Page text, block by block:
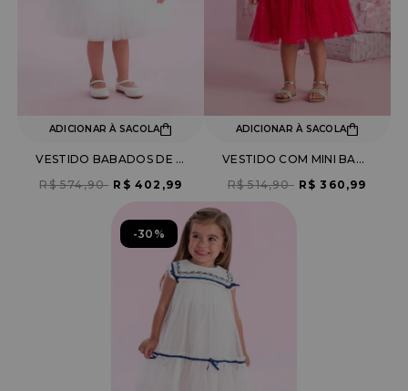
ADICIONAR À SACOLA
VESTIDO BABADOS DE TULE COM APLICAÇÃO PÉROLAS
R$ 574,90 R$ 402,99
ADICIONAR À SACOLA
VESTIDO COM MINI BABADOS DE TULE E BRILHOS
R$ 514,90 R$ 360,99
30%